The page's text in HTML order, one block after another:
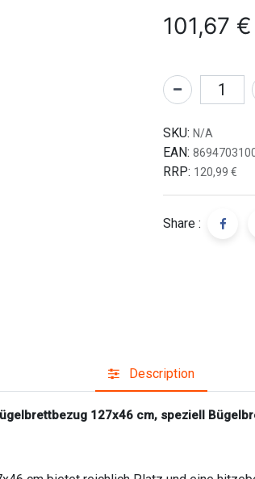
101,67 €
SKU: N/A
EAN:
RRP: 120,99 €
Share :
Description
127x46 cm, speziell